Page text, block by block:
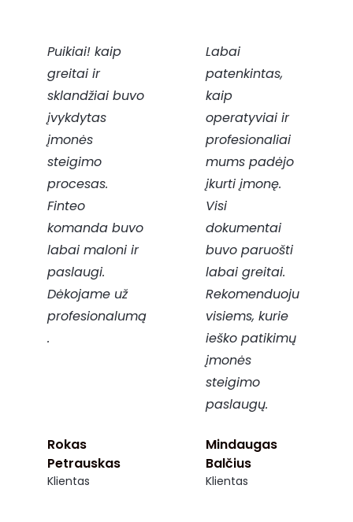
Puikiai! kaip
greitai ir
sklandžiai buvo
įvykdytas
įmonės
steigimo
procesas.
Finteo
komanda buvo
labai maloni ir
paslaugi.
Dėkojame už
profesionalumą
.
Rokas
Petrauskas
Klientas
Labai
patenkintas,
kaip
operatyviai ir
profesionaliai
mums padėjo
įkurti įmonę.
Visi
dokumentai
buvo paruošti
labai greitai.
Rekomenduoju
visiems, kurie
ieško patikimų
įmonės
steigimo
paslaugų.
Mindaugas
Balčius
Klientas